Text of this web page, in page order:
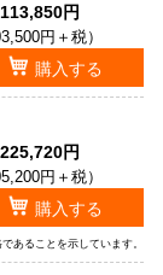
113,850円
円＋税）
購入する
225,720円
円＋税）
購入する
あることを示しています。